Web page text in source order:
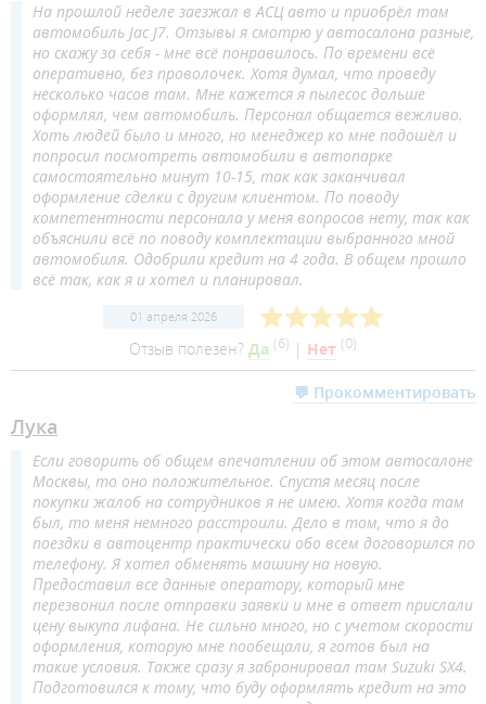
На прошлой неделе заезжал в АСЦ авто и приобрёл там
автомобиль Jac J7. Отзывы я смотрю у автосалона разные,
но скажу за себя - мне всё понравилось. По времени всё
оперативно, без проволочек. Хотя думал, что проведу
несколько часов там. Мне кажется я пылесос дольше
оформлял, чем автомобиль. Персонал общается вежливо.
Хоть людей было и много, но менеджер ко мне подошёл и
попросил посмотреть автомобили в автопарке
самостоятельно минут 10-15, так как заканчивал
оформление сделки с другим клиентом. По поводу
компетентности персонала у меня вопросов нету, так как
объяснили всё по поводу комплектации выбранного мной
автомобиля. Одобрили кредит на 4 года. В общем прошло
всё так, как я и хотел и планировал.
01 апреля 2026
Отзыв полезен? Да (6) | Нет (0)
💬 Прокомментировать
Лука
Если говорить об общем впечатлении об этом автосалоне
Москвы, то оно положительное. Спустя месяц после
покупки жалоб на сотрудников я не имею. Хотя когда там
был, то меня немного расстроили. Дело в том, что я до
поездки в автоцентр практически обо всем договорился по
телефону. Я хотел обменять машину на новую.
Предоставил все данные оператору, который мне
перезвонил после отправки заявки и мне в ответ прислали
цену выкупа лифана. Не сильно много, но с учетом скорости
оформления, которую мне пообещали, я готов был на
такие условия. Также сразу я забронировал там Suzuki SX4.
Подготовился к тому, что буду оформлять кредит на это